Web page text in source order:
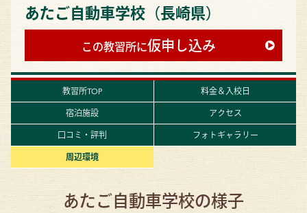
あたご自動車学校（長崎県）
この教習所に仮申し込み
教習所TOP
料金＆入校日
宿泊施設
アクセス
口コミ・評判
フォトギャラリー
周辺環境
あたご自動車学校の様子